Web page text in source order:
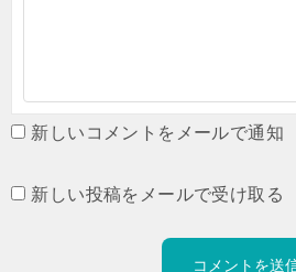
新しいコメントをメールで通知
新しい投稿をメールで受け取る